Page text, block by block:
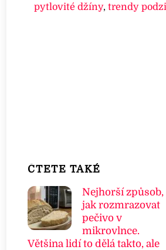
pytlovité džíny,trendy
ČTETE TAKÉ
Nejhorší způsob,
jak rozmrazovat
pečivo v
mikrovlnce.
Většina lidí to dělá takto, ale